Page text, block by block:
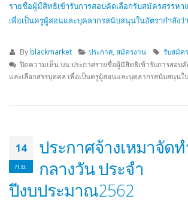
รายชื่อผู้มีสิทธิเข้ารับการสอบคัดเลือกรับสมัครสรรหา
เพื่อเป็นครูผู้สอนและบุคลากรสนับสนุนในอัตรากำลังว่
By blackmarket ประกาศ,สมัครงาน
รับสมัค
ปิดความเห็นบน ประกาศรายชื่อผู้มีสิทธิเข้ารับการสอบ
และเลือกสรรบุคคล เพื่อเป็นครูผู้สอนและบุคลากรสนับสนุนใ
14
ก.ย.
ประกาศจ้างเหมาจัด
กลางวัน ประจำ
ปีงบประมาณ2562